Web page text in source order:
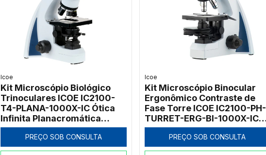
Icoe
Kit Microscópio Biológico
Trinoculares ICOE IC2100-
T4-PLANA-1000X-IC Ótica
Infinita Planacromática
1000x
PREÇO SOB CONSULTA
Icoe
Kit Microscópio Binocular
Ergonômico Contraste de
Fase Torre ICOE IC2100-PH-
TURRET-ERG-BI-1000X-IC
Zernike Kohler 1000x
PREÇO SOB CONSULTA